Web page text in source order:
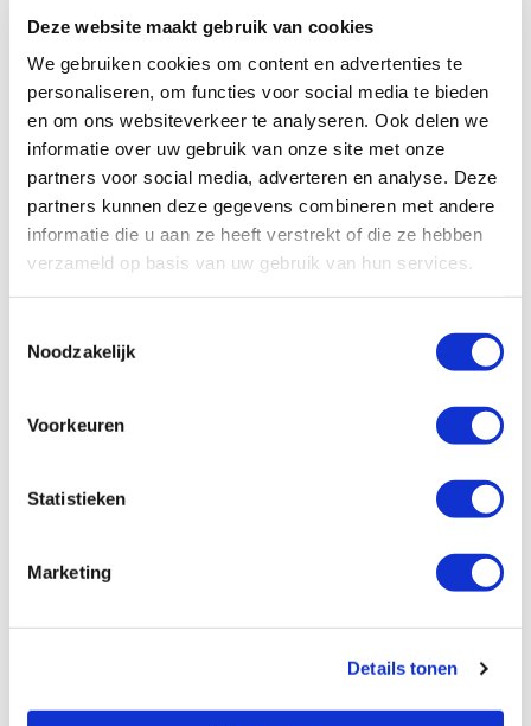
Deze website maakt gebruik van cookies
We gebruiken cookies om content en advertenties te
personaliseren, om functies voor social media te bieden
en om ons websiteverkeer te analyseren. Ook delen we
informatie over uw gebruik van onze site met onze
partners voor social media, adverteren en analyse. Deze
partners kunnen deze gegevens combineren met andere
informatie die u aan ze heeft verstrekt of die ze hebben
verzameld op basis van uw gebruik van hun services.
Noodzakelijk
Voorkeuren
Statistieken
Marketing
Details tonen
systemische vasculitis. Het is minder geschikt voor
onderhoudsdoeleinden (de vervolgbehandeling). Voor
azathioprine is dit net andersom, dit is geschikter voor
onderhoud.
Bij heftige vormen van systemische vasculitis blijft
cyclofosfamide het aangewezen medicijn (zeker in de
eerste fase van de behandeling).
Werking, toediening en